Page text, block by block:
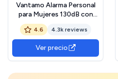
Vantamo Alarma Personal
para Mujeres 130dB con
Doble Altavoz, Luz
Estroboscópica Potente e
Indicador De Batería Baja,
Llaveros Dispositivo de
Autodefensa Personal
4.6 4.3k reviews
Ver precio